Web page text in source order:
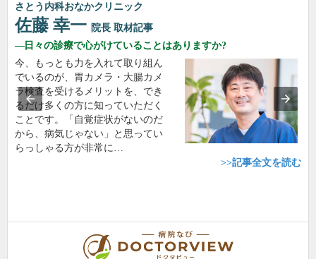
さとう内科おなかクリニック
佐藤 幸一 院長 取材記事
日々の診療で心がけていることはありますか?
今、もっとも力を入れて取り組ん
でいるのが、胃カメラ・大腸カメ
ラ検査を受けるメリットを、でき
るだけ多くの方に知っていただく
ことです。「自覚症状がないのだ
から、病気じゃない」と思ってい
らっしゃる方が非常に…
>>記事全文を読む